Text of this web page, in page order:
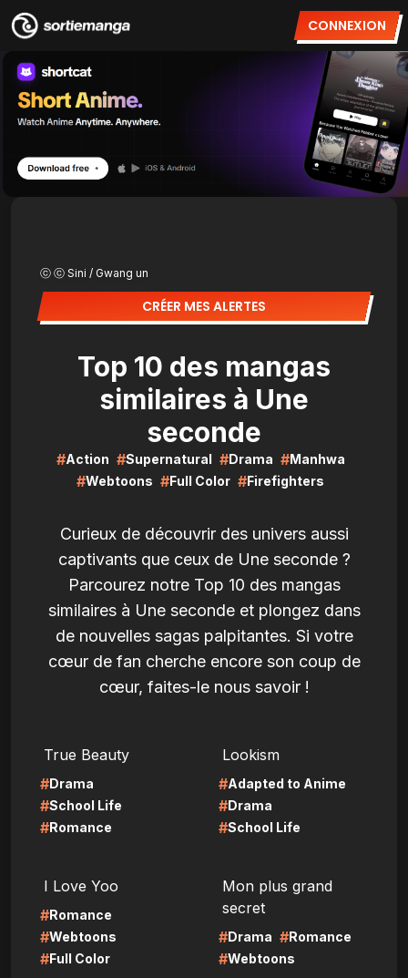
CONNEXION
ⓒ ⓒ Sini / Gwang un
CRÉER MES ALERTES
Top 10 des mangas
similaires à Une
seconde
#Action #Supernatural #Drama #Manhwa
#Webtoons #Full Color #Firefighters
Curieux de découvrir des univers aussi
captivants que ceux de Une seconde ?
Parcourez notre Top 10 des mangas
similaires à Une seconde et plongez dans
de nouvelles sagas palpitantes. Si votre
cœur de fan cherche encore son coup de
cœur, faites-le nous savoir !
True Beauty
#Drama
#School Life
#Romance
Lookism
#Adapted to Anime
#Drama
#School Life
I Love Yoo
#Romance
#Webtoons
#Full Color
Mon plus grand
secret
#Drama #Romance
#Webtoons